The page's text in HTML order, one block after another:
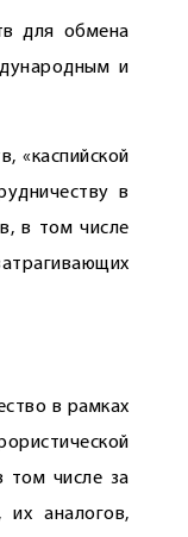
для обмена
и
«каспийской
в
в том числе
в рамках
том числе за
их аналогов,